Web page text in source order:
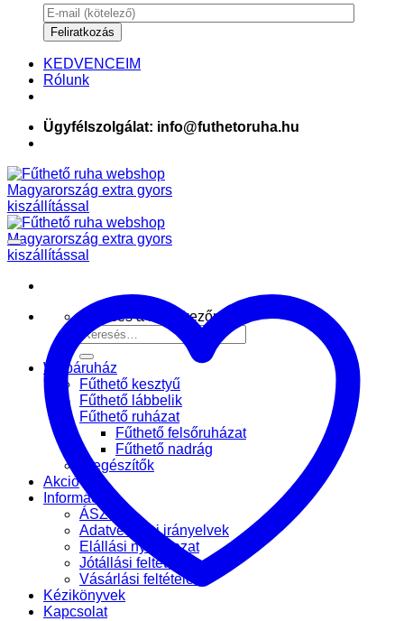
KEDVENCEIM
Rólunk
Ügyfélszolgálat: info@futhetoruha.hu
Keresés a következőre:
Webáruház
Fűthető kesztyű
Fűthető lábbelik
Fűthető ruházat
Fűthető felsőruházat
Fűthető nadrág
Kiegészítők
Akció
Információk
ÁSZF
Adatvédelmi irányelvek
Elállási nyilatkozat
Jótállási feltételek
Vásárlási feltételek
Kézikönyvek
Kapcsolat